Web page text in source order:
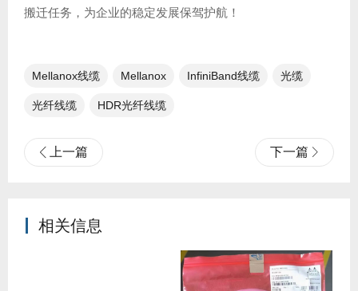
搬迁任务，为企业的稳定发展保驾护航！
Mellanox线缆 Mellanox InfiniBand线缆 光缆
光纤线缆​ HDR光纤线缆
上一篇 下一篇
相关信息